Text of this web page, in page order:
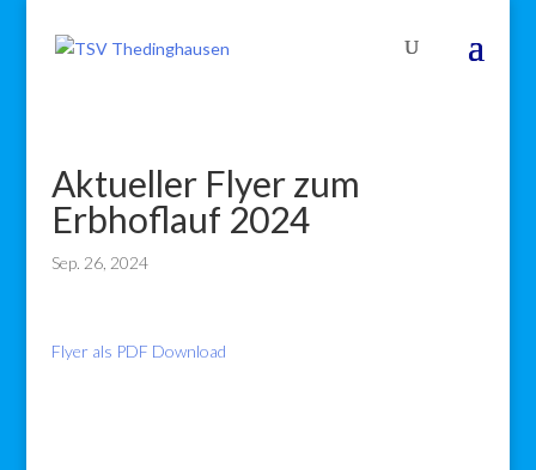
Aktueller Flyer zum
Erbhoflauf 2024
Sep. 26, 2024
Flyer als PDF Download